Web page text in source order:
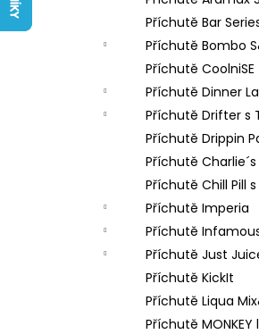
Příchutě Bar
Příchutě Bombo
Příchutě CoolniSE
Příchutě Dinner
Příchutě Drifter s
Příchutě Drippin
Příchutě
Příchutě Chill Pill s
Příchutě Imperia
Příchutě
Příchutě Just
Příchutě KickIt
Příchutě Liqua
Příchutě MONKEY
LIQUID ARAMAX 4PACK
TOBACCO 4X10ML-
558 Kč